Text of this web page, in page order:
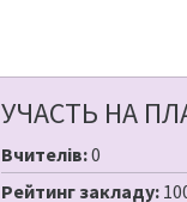
УЧАСТЬ НА
Вчителів:0
Рейтинг закладу: